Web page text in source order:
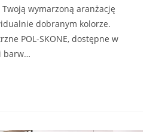
wymarzoną aranżację
dobranym kolorze.
POL-SKONE, dostępne w
barw…